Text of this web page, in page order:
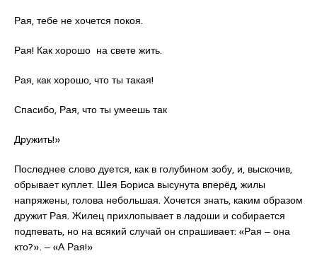
Рая, тебе не хочется покоя.
Рая! Как хорошо на свете жить.
Рая, как хорошо, что ты такая!
Спасибо, Рая, что ты умеешь так
Дружить!»
Последнее слово дуется, как в голубином зобу, и, выскочив,
обрывает куплет. Шея Бориса высунута вперёд, жилы
напряжены, голова небольшая. Хочется знать, каким образом
дружит Рая. Жилец прихлопывает в ладоши и собирается
подпевать, но на всякий случай он спрашивает: «Рая ‒ она
кто?». ‒ «А Рая!»